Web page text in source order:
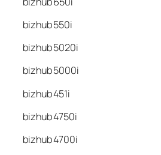
bizhub 550i
bizhub 5020i
bizhub 5000i
bizhub 451i
bizhub 4750i
bizhub 4700i